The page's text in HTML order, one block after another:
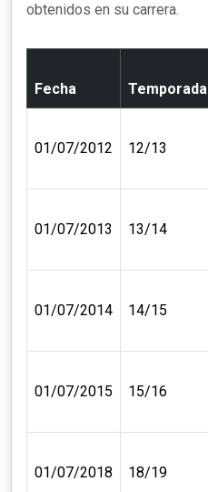
obtenidos en su carrera.
Fecha Temporada
01/07/2012 12/13
01/07/2013 13/14
01/07/2014 14/15
01/07/2015 15/16
01/07/2018 18/19